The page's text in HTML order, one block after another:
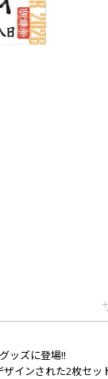
ッズに登場!!
ザインされた2枚セ